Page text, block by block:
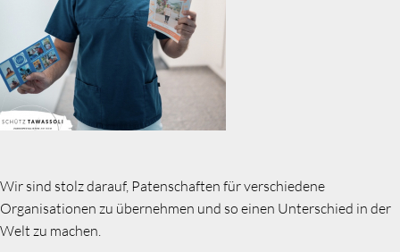
Wir sind stolz darauf, Patenschaften für verschiedene
Organisationen zu übernehmen und so einen Unterschied in der
Welt zu machen.